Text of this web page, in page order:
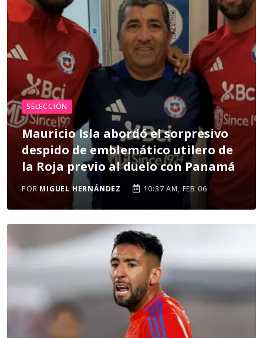
SELECCIÓN
Mauricio Isla abordó el sorpresivo
despido de emblemático utilero de
la Roja previo al duelo con Panamá
POR MIGUEL HERNÁNDEZ 10:37 AM, FEB 06